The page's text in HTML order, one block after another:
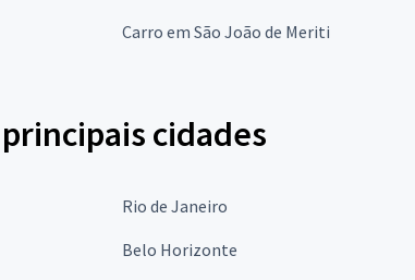
Carro em São João de Meriti
cidades
Rio de Janeiro
Belo Horizonte